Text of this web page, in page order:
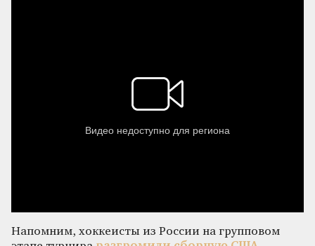
Напомним, хоккеисты из России на групповом